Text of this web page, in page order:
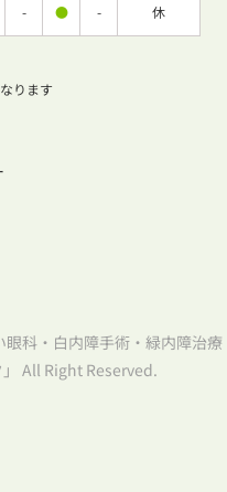
- ● - 休
ります
科・白内障手術・緑内障治療
All Right Reserved.